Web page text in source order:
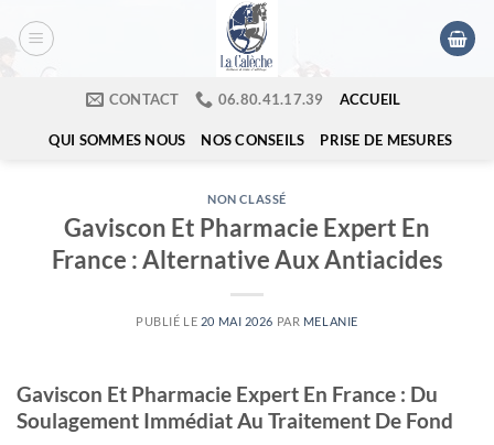
CONTACT ​06.80.41.17.39 ACCUEIL
QUI SOMMES NOUS NOS CONSEILS PRISE DE MESURES
NON CLASSÉ
Gaviscon Et Pharmacie Expert En
France : Alternative Aux Antiacides
PUBLIÉ LE 20 MAI 2026 PAR MELANIE
Gaviscon Et Pharmacie Expert En France : Du
Soulagement Immédiat Au Traitement De Fond